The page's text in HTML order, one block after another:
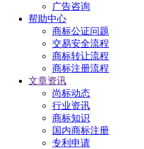
广告咨询
帮助中心
商标公证问题
交易安全流程
商标转让流程
商标注册流程
文章资讯
尚标动态
行业资讯
商标知识
国内商标注册
专利申请